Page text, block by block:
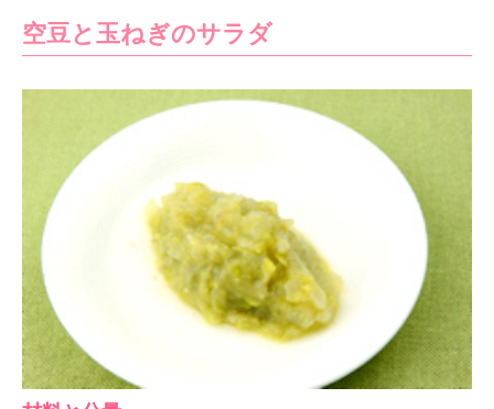
空豆と玉ねぎのサラダ